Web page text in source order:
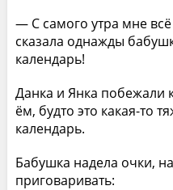
— С самого утра мне
сказа­ла однажды
календарь!
Данка и Янка побежали
ём, будто это какая-то
ка­лендарь.
Бабушка надела очки,
приговаривать: